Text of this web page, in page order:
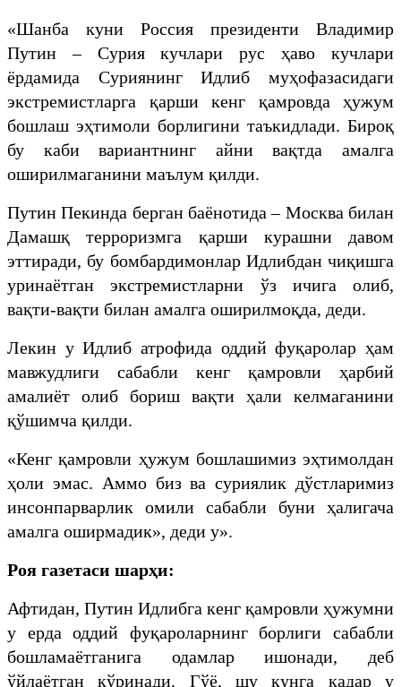
«Шанба куни Россия президенти Владимир
Путин – Сурия кучлари рус ҳаво кучлари
ёрдамида Суриянинг Идлиб муҳофазасидаги
экстремистларга қарши кенг қамровда ҳужум
бошлаш эҳтимоли борлигини таъкидлади. Бироқ
бу каби вариантнинг айни вақтда амалга
оширилмаганини маълум қилди.
Путин Пекинда берган баёнотида – Москва билан
Дамашқ терроризмга қарши курашни давом
эттиради, бу бомбардимонлар Идлибдан чиқишга
уринаётган экстремистларни ўз ичига олиб,
вақти-вақти билан амалга оширилмоқда, деди.
Лекин у Идлиб атрофида оддий фуқаролар ҳам
мавжудлиги сабабли кенг қамровли ҳарбий
амалиёт олиб бориш вақти ҳали келмаганини
қўшимча қилди.
«Кенг қамровли ҳужум бошлашимиз эҳтимолдан
ҳоли эмас. Аммо биз ва суриялик дўстларимиз
инсонпарварлик омили сабабли буни ҳалигача
амалга оширмадик», деди у».
Роя газетаси шарҳи:
Афтидан, Путин Идлибга кенг қамровли ҳужумни
у ерда оддий фуқароларнинг борлиги сабабли
бошламаётганига одамлар ишонади, деб
ўйлаётган кўринади. Гўё, шу кунга қадар у